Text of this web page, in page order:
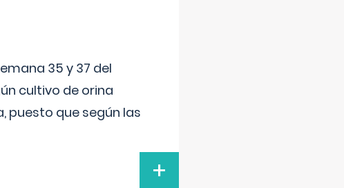
35 y 37 del
cultivo de orina
puesto que según las
+